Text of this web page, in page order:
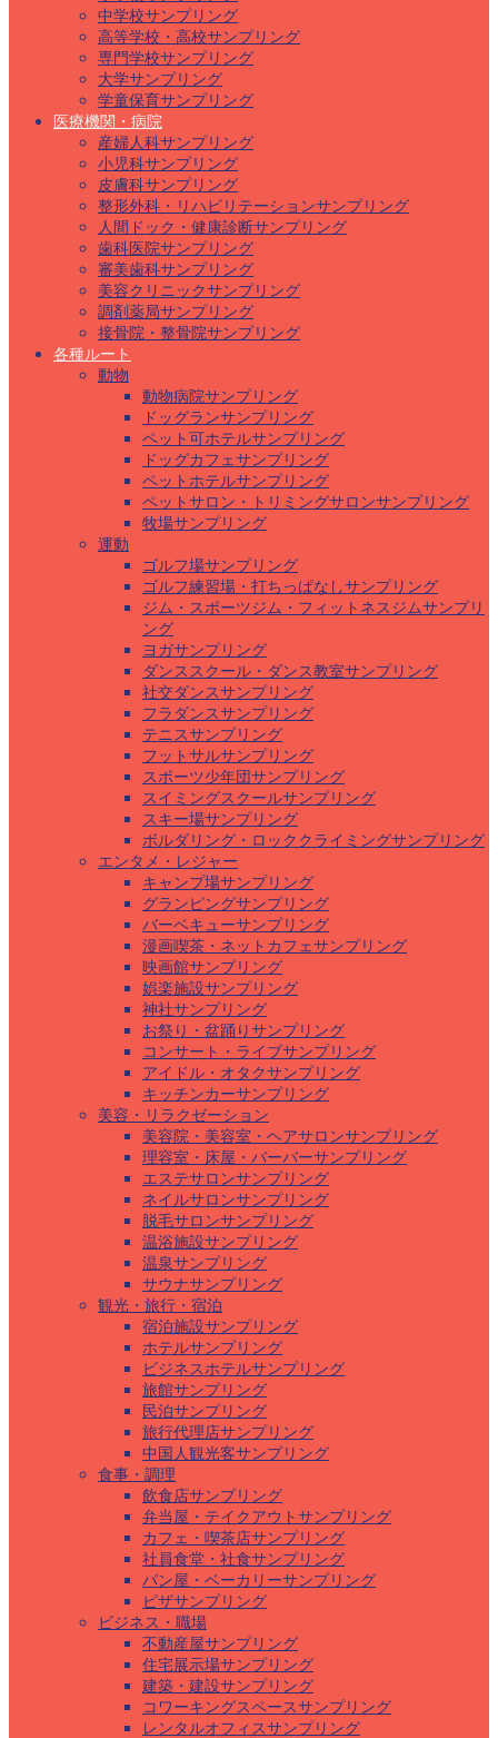
中学校サンプリング
高等学校・高校サンプリング
専門学校サンプリング
大学サンプリング
学童保育サンプリング
医療機関・病院
産婦人科サンプリング
小児科サンプリング
皮膚科サンプリング
整形外科・リハビリテーションサンプリング
人間ドック・健康診断サンプリング
歯科医院サンプリング
審美歯科サンプリング
美容クリニックサンプリング
調剤薬局サンプリング
接骨院・整骨院サンプリング
各種ルート
動物
動物病院サンプリング
ドッグランサンプリング
ペット可ホテルサンプリング
ドッグカフェサンプリング
ペットホテルサンプリング
ペットサロン・トリミングサロンサンプリング
牧場サンプリング
運動
ゴルフ場サンプリング
ゴルフ練習場・打ちっぱなしサンプリング
ジム・スポーツジム・フィットネスジムサンプリ
ング
ヨガサンプリング
ダンススクール・ダンス教室サンプリング
社交ダンスサンプリング
フラダンスサンプリング
テニスサンプリング
フットサルサンプリング
スポーツ少年団サンプリング
スイミングスクールサンプリング
スキー場サンプリング
ボルダリング・ロッククライミングサンプリング
エンタメ・レジャー
キャンプ場サンプリング
グランピングサンプリング
バーベキューサンプリング
漫画喫茶・ネットカフェサンプリング
映画館サンプリング
娯楽施設サンプリング
神社サンプリング
お祭り・盆踊りサンプリング
コンサート・ライブサンプリング
アイドル・オタクサンプリング
キッチンカーサンプリング
美容・リラクゼーション
美容院・美容室・ヘアサロンサンプリング
理容室・床屋・バーバーサンプリング
エステサロンサンプリング
ネイルサロンサンプリング
脱毛サロンサンプリング
温浴施設サンプリング
温泉サンプリング
サウナサンプリング
観光・旅行・宿泊
宿泊施設サンプリング
ホテルサンプリング
ビジネスホテルサンプリング
旅館サンプリング
民泊サンプリング
旅行代理店サンプリング
中国人観光客サンプリング
食事・調理
飲食店サンプリング
弁当屋・テイクアウトサンプリング
カフェ・喫茶店サンプリング
社員食堂・社食サンプリング
パン屋・ベーカリーサンプリング
ピザサンプリング
ビジネス・職場
不動産屋サンプリング
住宅展示場サンプリング
建築・建設サンプリング
コワーキングスペースサンプリング
レンタルオフィスサンプリング